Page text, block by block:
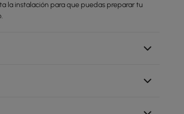
la instalación para que puedas preparar tu